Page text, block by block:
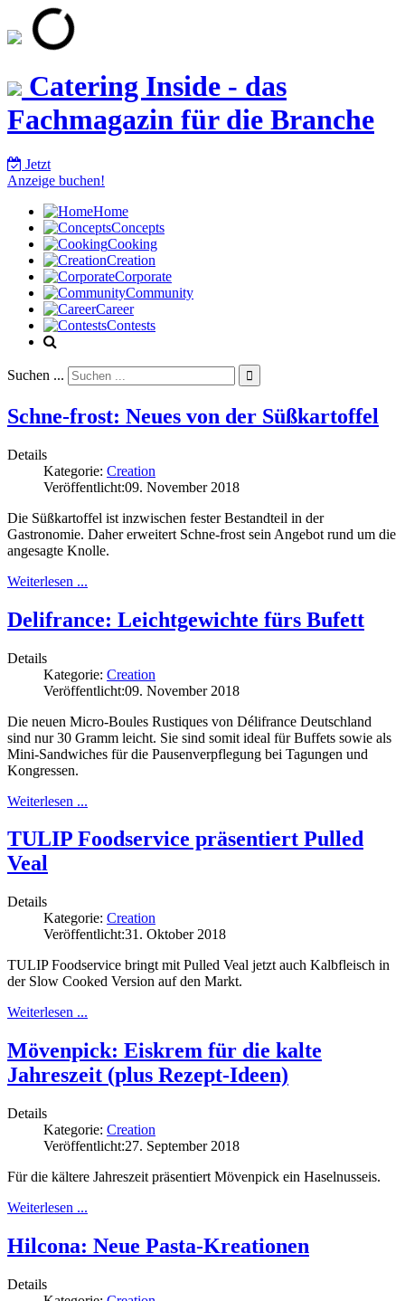
Catering Inside - das
Fachmagazin für die Branche
Jetzt
Anzeige buchen!
Home
Concepts
Cooking
Creation
Corporate
Community
Career
Contests
Suchen ... 
Schne-frost: Neues von der Süßkartoffel
Details
Kategorie: Creation
Veröffentlicht:09. November 2018
Die Süßkartoffel ist inzwischen fester Bestandteil in der
Gastronomie. Daher erweitert Schne-frost sein Angebot rund um die
angesagte Knolle.
Weiterlesen ...
Delifrance: Leichtgewichte fürs Bufett
Details
Kategorie: Creation
Veröffentlicht:09. November 2018
Die neuen Micro-Boules Rustiques von Délifrance Deutschland
sind nur 30 Gramm leicht. Sie sind somit ideal für Buffets sowie als
Mini-Sandwiches für die Pausenverpflegung bei Tagungen und
Kongressen.
Weiterlesen ...
TULIP Foodservice präsentiert Pulled
Veal
Details
Kategorie: Creation
Veröffentlicht:31. Oktober 2018
TULIP Foodservice bringt mit Pulled Veal jetzt auch Kalbfleisch in
der Slow Cooked Version auf den Markt.
Weiterlesen ...
Mövenpick: Eiskrem für die kalte
Jahreszeit (plus Rezept-Ideen)
Details
Kategorie: Creation
Veröffentlicht:27. September 2018
Für die kältere Jahreszeit präsentiert Mövenpick ein Haselnusseis.
Weiterlesen ...
Hilcona: Neue Pasta-Kreationen
Details